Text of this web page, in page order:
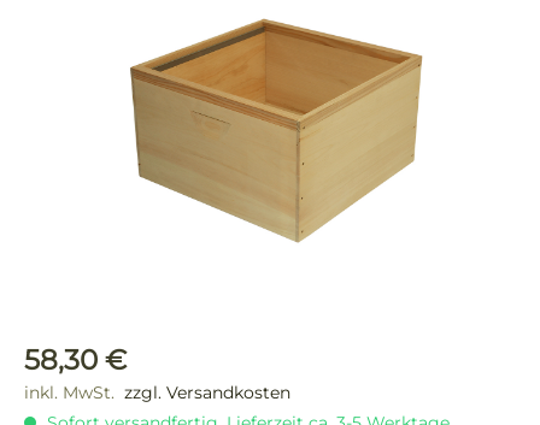
Bildergalerie überspringen
Regulärer Preis:
58,30 €
inkl. MwSt. zzgl. Versandkosten